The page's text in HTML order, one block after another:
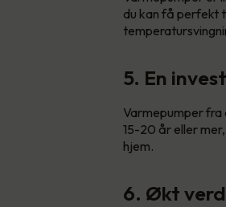
du kan få perfekt
5. En
Varmepumper fra
15-20 år eller
hjem.
6. Økt